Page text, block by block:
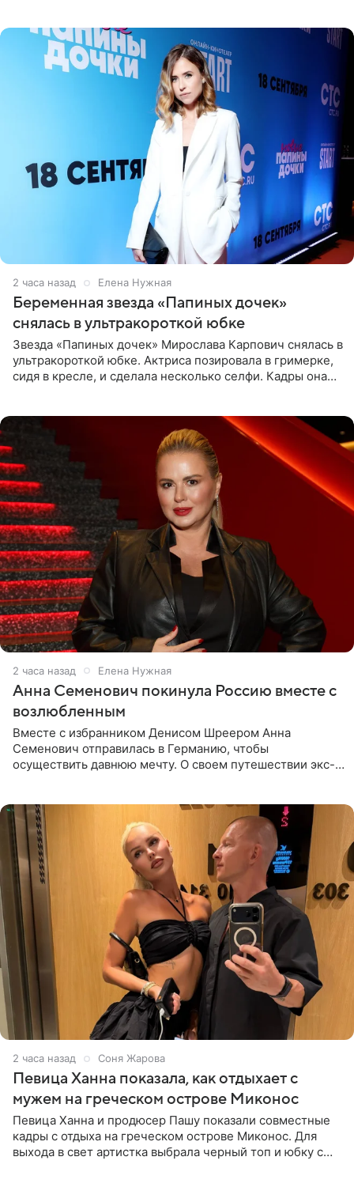
2 часа назад Елена Нужная
Беременная звезда «Папиных дочек»
снялась в ультракороткой юбке
Звезда «Папиных дочек» Мирослава Карпович снялась в
ультракороткой юбке. Актриса позировала в гримерке,
сидя в кресле, и сделала несколько селфи. Кадры она
2 часа назад Елена Нужная
Анна Семенович покинула Россию вместе с
возлюбленным
Вместе с избранником Денисом Шреером Анна
Семенович отправилась в Германию, чтобы
осуществить давнюю мечту. О своем путешествии экс-
2 часа назад Соня Жарова
Певица Ханна показала, как отдыхает с
мужем на греческом острове Миконос
Певица Ханна и продюсер Пашу показали совместные
кадры с отдыха на греческом острове Миконос. Для
выхода в свет артистка выбрала черный топ и юбку с